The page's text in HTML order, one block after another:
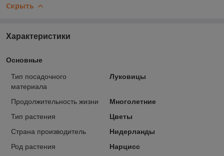
Скрыть
Характеристики
Основные
Тип посадочного
материала
Луковицы
Продолжительность жизни
Многолетние
Тип растения
Цветы
Страна производитель
Нидерланды
Род растения
Нарцисс